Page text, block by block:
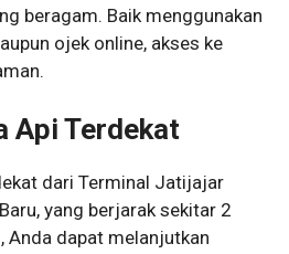
beragam. Baik menggunakan
ojek online, akses ke
Api Terdekat
dari Terminal Jatijajar
yang berjarak sekitar 2
Anda dapat melanjutkan